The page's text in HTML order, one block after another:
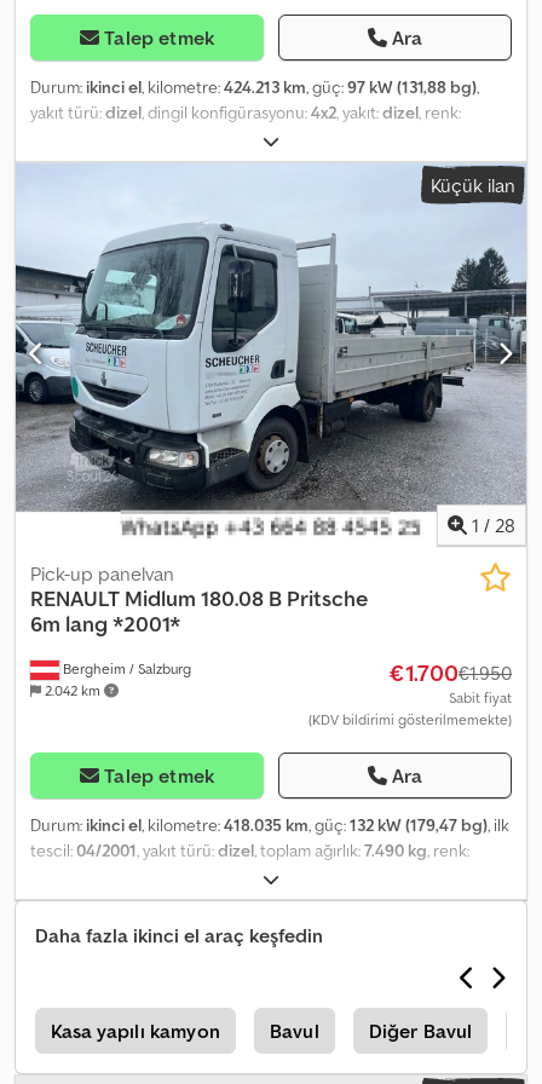
Talep etmek Ara
Durum: ikinci el, kilometre:424.213 km, güç:97 kW (131,88 bg),
yakıt türü:dizel , dingil konfigürasyonu:4x2 , yakıt:dizel , renk:
, Üretim yılı:
180-12 Üretim yılı: 2002 Dcjdpeyda Tkjfx Aniek Kilometre: 424.213
km 4x2 çift kabin Manuel şanzıman 7 koltuk 3 tarafı damperli kasa
Klima Elektrikli camlar Üst yapı: Forez Benne - TRIB 010789 = Diğer
Bilgiler = Kabin: çift Boş ağırlık: 5.940 kg Taşıma kapasitesi: 5.960 kg
Azami toplam ağırlık: 11.900 kg Üst yapı markası: Forez-Bennes
Küçük ilan
1 / 28
Bergheim / Salzburg
2.042 km
Pick-up panelvan
RENAULT Midlum 180.08 B Pritsche
6m lang *2001*
€1.700€1.950
Sabit fiyat
(KDV bildirimi gösterilmemekte)
Talep etmek Ara
Durum: ikinci el, kilometre:418.035 km, güç:132 kW (179,47 bg), ilk
tescil:04/2001, yakıt türü:dizel, toplam ağırlık:7.490 kg, renk:
, koltuk sayısı:
(İletişim · Telefon · Cep · WhatsApp) Dahili No.: 30 Şasi No.:
VF642ACA000002204 Araç Bilgileri: * Model: Renault Midlum
180.08 B * Üst yapı: Kasalı * Toplam ağırlık: 7.490 kg * Boş ağırlık:
4.740 kg * Taşıma kapasitesi: 2.675 kg * Üst yapı uzunluğu: 6,10 m
Dcodpjyt N T Ssfx Anisk * Üst yapı genişliği: 2,43 m * Şanzıman:
Manuel * Durum: Tamamen kullanıma hazır * Net fiyat
Daha fazla ikinci el araç keşfedin
Kasa yapılı kamyon Bavul Diğer Bavul